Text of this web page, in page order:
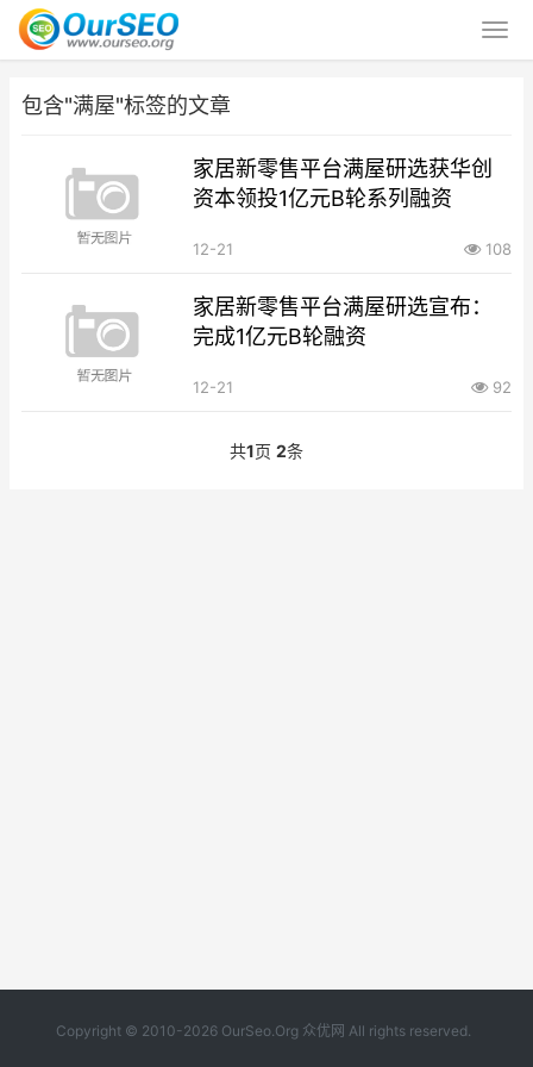
包含"满屋"标签的文章
家居新零售平台满屋研选获华创
资本领投1亿元B轮系列融资
12-21 108
家居新零售平台满屋研选宣布：
完成1亿元B轮融资
12-21 92
共1页 2条
Copyright © 2010-2026 OurSeo.Org 众优网 All rights reserved.